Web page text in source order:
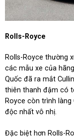
Rolls-Royce
Rolls-Royce thường
các mẫu xe của
Quốc đã ra mắt
thiên thanh đậm có
Royce còn trình làng
độc nhất vô nhị.
Đặc biệt hơn Rolls-